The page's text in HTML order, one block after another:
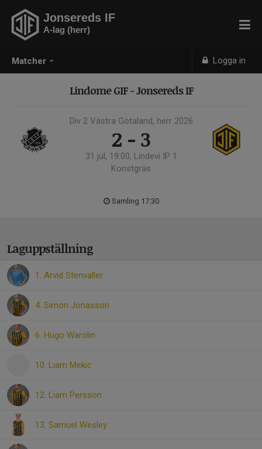
Matcher Logga in
Jonsereds IF
A-lag (herr)
Lindome GIF - Jonsereds IF
Div 2 Västra Götaland, herr 2026
2 - 3
31 jul, 19:00, Lindevi IP 1
Konstgräs
Samling 17:30
Laguppställning
1. Arvid Stenvaller
4. Simon Jonasson
6. Hugo Warolin
10. Liam Mekic
12. Liam Persson
13. Samuel Wesley